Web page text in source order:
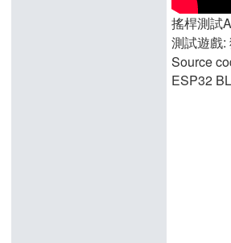
搖桿測試
測試遊戲:
Source
ESP32